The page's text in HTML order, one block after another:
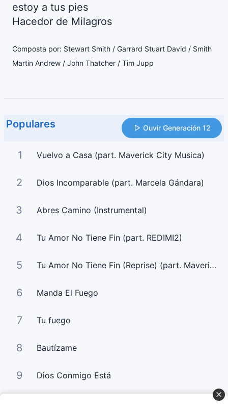
estoy a tus pies
Hacedor de Milagros
Composta por: Stewart Smith / Garrard Stuart David / Smith
Martin Andrew / John Thatcher / Tim Jupp
Populares Ouvir Generación 12
1 Vuelvo a Casa (part. Maverick City Musica)
2 Dios Incomparable (part. Marcela Gándara)
3 Abres Camino (Instrumental)
4 Tu Amor No Tiene Fin (part. REDIMI2)
5 Tu Amor No Tiene Fin (Reprise) (part. Maverick City Musica)
6 Manda El Fuego
7 Tu fuego
8 Bautízame
9 Dios Conmigo Está